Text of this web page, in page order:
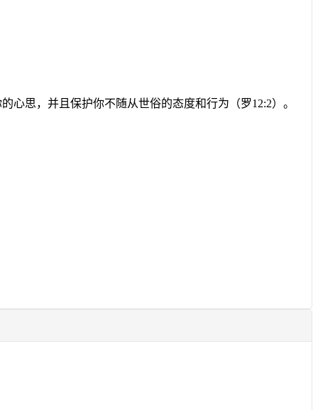
思，并且保护你不随从世俗的态度和行为（罗12:2）。